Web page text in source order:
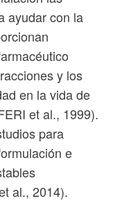
ayudar con la
y los
en la vida de
et al., 1999).
para
e
al., 2014).